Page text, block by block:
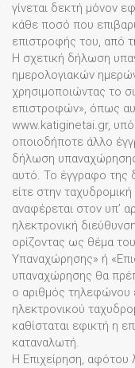
γίνεται δεκτή μόνον
κάθε ποσό που
επιστροφής του, από
Η σχετική δήλωση
ημερολογιακών
χρησιμοποιώντας το
επιστροφών», όπως
www.katiginetai.gr,
οποιοδήποτε άλλο
δήλωση
αυτό. Το έγγραφο της
είτε στην
αναφέρεται στον υπ’
ηλεκτρονική
ορίζοντας ως θέμα
Υπαναχώρησης» ή
υπαναχώρησης θα
ο αριθμός τηλεφώνου
ηλεκτρονικού
καθίσταται εφικτή η
καταναλωτή.
Η Επιχείρηση,